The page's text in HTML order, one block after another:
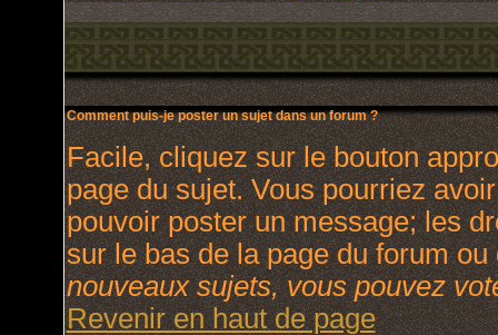
Comment puis-je poster un sujet dans un forum ?
Facile, cliquez sur le bouton
page du sujet. Vous pourriez
pouvoir poster un message; les
sur le bas de la page du forum
nouveaux sujets, vous pouvez
Revenir en haut de page